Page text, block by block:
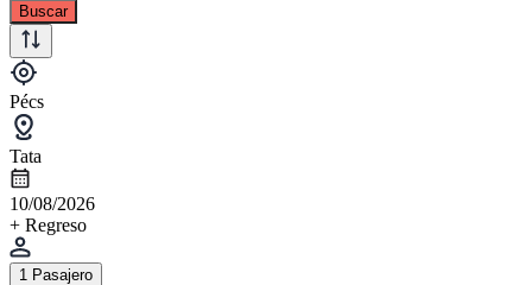
Buscar
Pécs
Tata
10/08/2026
+ Regreso
1 Pasajero